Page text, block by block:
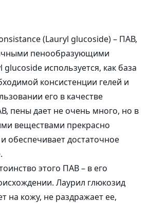
(Lauryl glucoside) – ПАВ,
пенообразующими
используется, как база
консистенции гелей и
его в качестве
пены дает не очень много, но в
веществами прекрасно
обеспечивает достаточное
этого ПАВ – в его
Лаурил глюкозид
на кожу, не раздражает ее,